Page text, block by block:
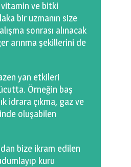
ve bitki
bir uzmanın size
sonrası alınacak
arınma şekillerini de
yan etkileri
Örneğin baş
idrara çıkma, gaz ve
oluşabilen
bize ikram edilen
kuru